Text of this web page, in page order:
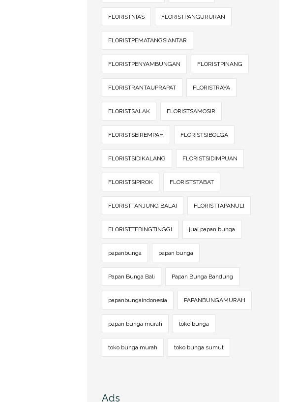
FLORISTNIAS FLORISTPANGURURAN
FLORISTPEMATANGSIANTAR
FLORISTPENYAMBUNGAN FLORISTPINANG
FLORISTRANTAUPRAPAT FLORISTRAYA
FLORISTSALAK FLORISTSAMOSIR
FLORISTSEIREMPAH FLORISTSIBOLGA
FLORISTSIDIKALANG FLORISTSIDIMPUAN
FLORISTSIPIROK FLORISTSTABAT
FLORISTTANJUNG BALAI FLORISTTAPANULI
FLORISTTEBINGTINGGI jual papan bunga
papanbunga papan bunga
Papan Bunga Bali Papan Bunga Bandung
papanbungaindonesia PAPANBUNGAMURAH
papan bunga murah toko bunga
toko bunga murah toko bunga sumut
Ads